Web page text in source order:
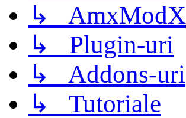
↳ AmxModX
↳ Plugin-uri
↳ Addons-uri
↳ Tutoriale